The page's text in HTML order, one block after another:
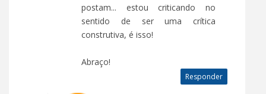
postam... estou criticando no
sentido de ser uma crítica
construtiva, é isso!
Abraço!
Responder